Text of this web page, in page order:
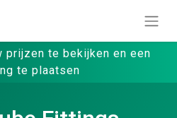
prijzen te bekijken en een
te plaatsen